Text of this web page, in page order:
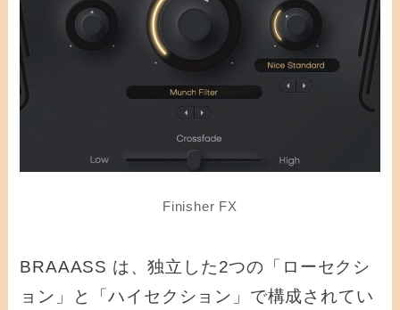
Finisher FX
BRAAASS は、独立した2つの「ローセクシ
ョン」と「ハイセクション」で構成されてい